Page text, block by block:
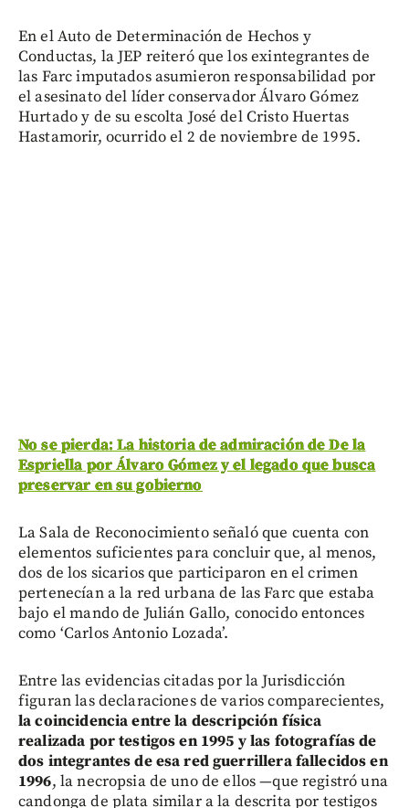
En el Auto de Determinación de Hechos y
Conductas, la JEP reiteró que los exintegrantes de
las Farc imputados asumieron responsabilidad por
el asesinato del líder conservador Álvaro Gómez
Hurtado y de su escolta José del Cristo Huertas
Hastamorir, ocurrido el 2 de noviembre de 1995.
No se pierda: La historia de admiración de De la
Espriella por Álvaro Gómez y el legado que busca
preservar en su gobierno
La Sala de Reconocimiento señaló que cuenta con
elementos suficientes para concluir que, al menos,
dos de los sicarios que participaron en el crimen
pertenecían a la red urbana de las Farc que estaba
bajo el mando de Julián Gallo, conocido entonces
como ‘Carlos Antonio Lozada’.
Entre las evidencias citadas por la Jurisdicción
figuran las declaraciones de varios comparecientes,
la coincidencia entre la descripción física
realizada por testigos en 1995 y las fotografías de
dos integrantes de esa red guerrillera fallecidos en
1996, la necropsia de uno de ellos —que registró una
candonga de plata similar a la descrita por testigos